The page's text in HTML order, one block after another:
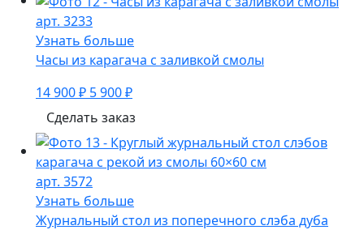
арт. 3233
Узнать больше
Часы из карагача с заливкой смолы
14 900 ₽ 5 900 ₽
Сделать заказ
арт. 3572
Узнать больше
Журнальный стол из поперечного слэба дуба